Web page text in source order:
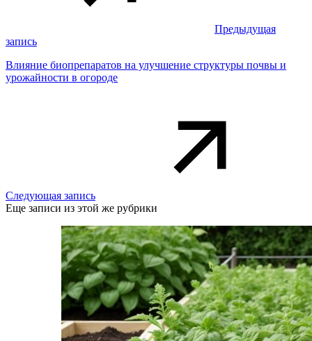
Предыдущая
запись
Влияние биопрепаратов на улучшение структуры почвы и
урожайности в огороде
Следующая запись
Еще записи из этой же рубрики